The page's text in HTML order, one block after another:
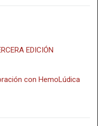
EDICIÓN
con HemoLúdica